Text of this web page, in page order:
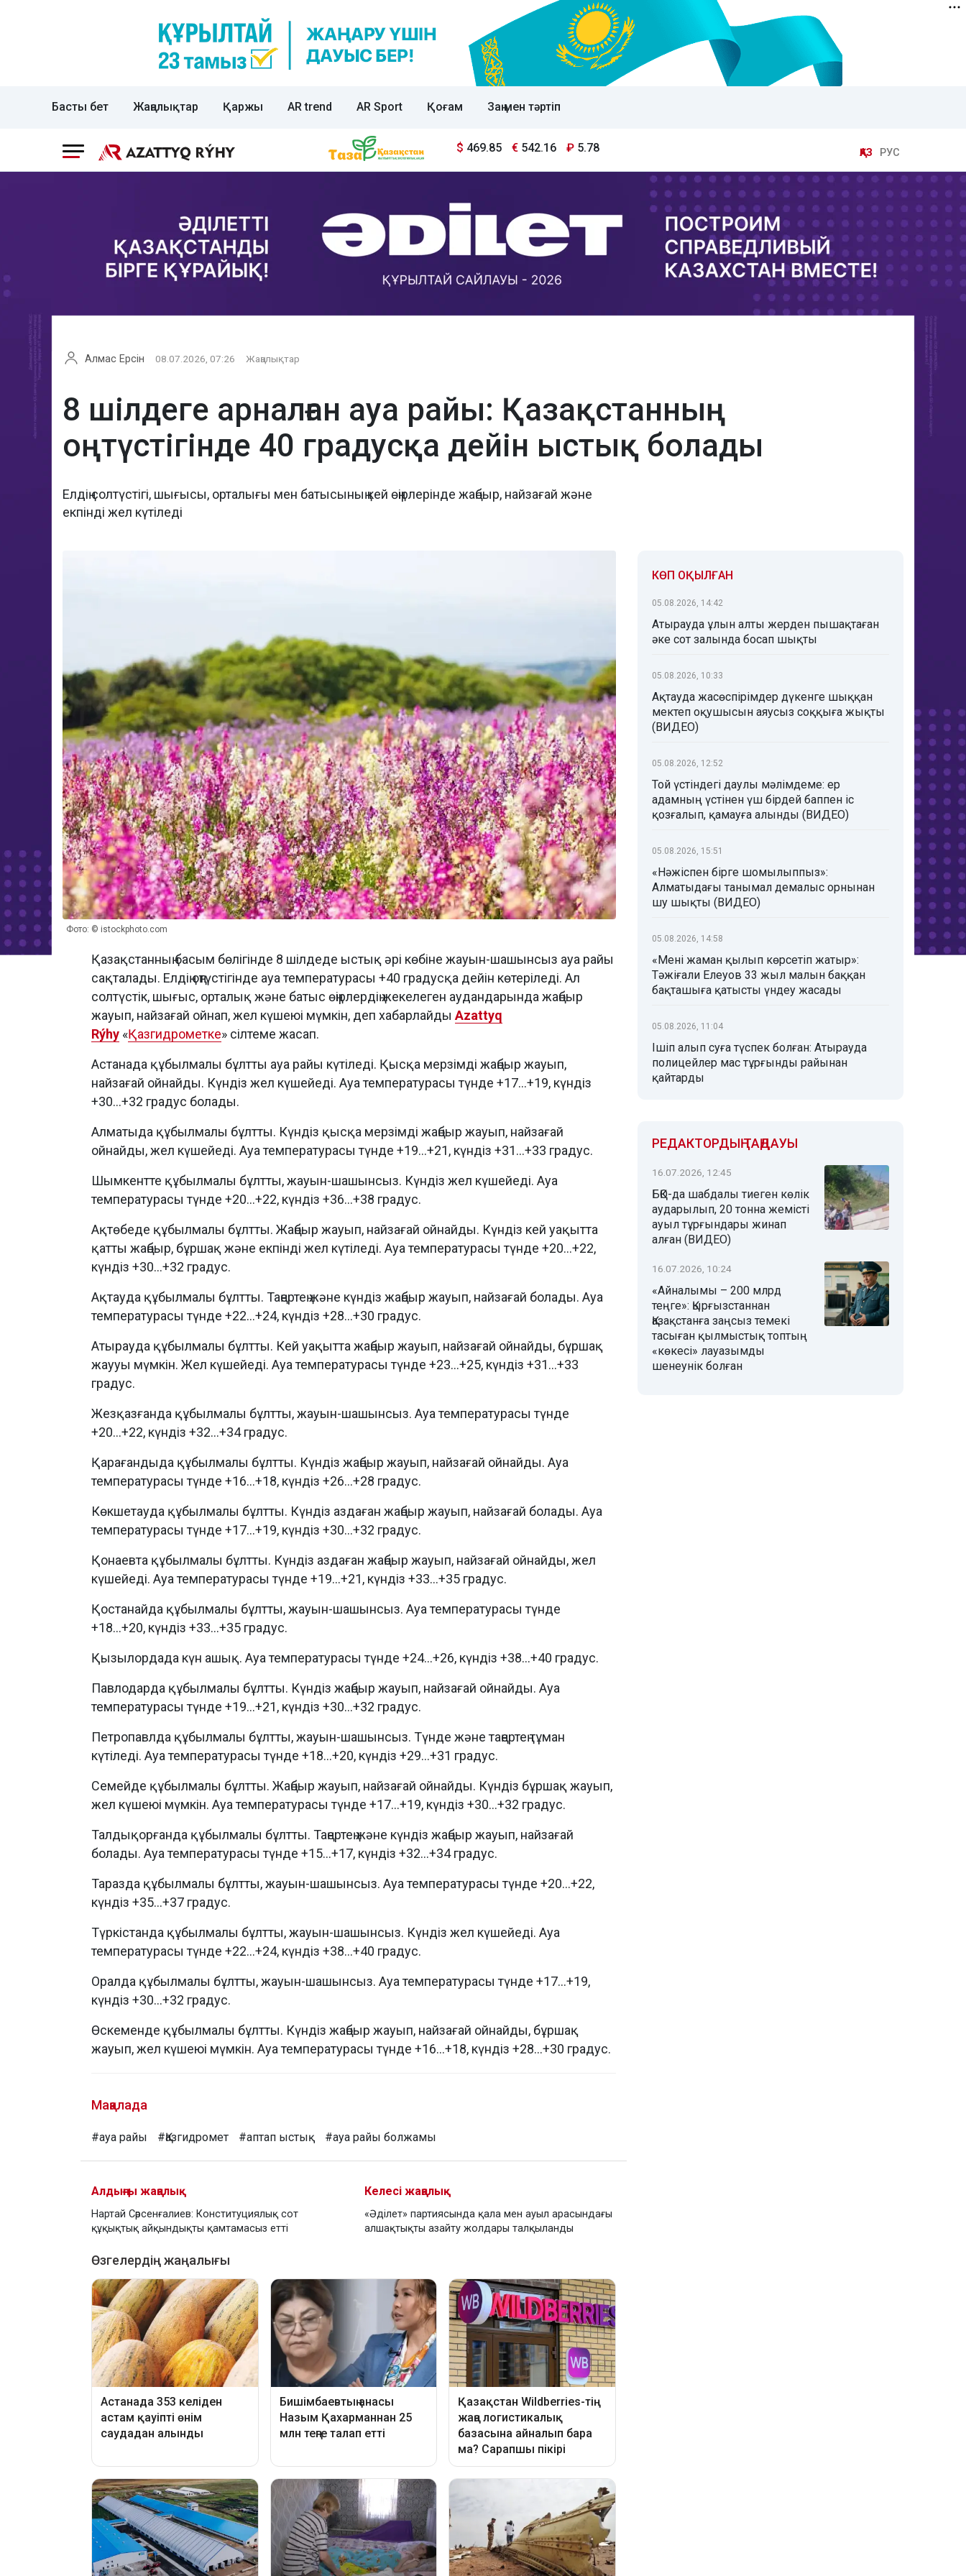
Басты бет Жаңалықтар Қаржы AR trend AR Sport Қоғам Заң мен тәртіп
$ 469.85 € 542.16 ₽ 5.78 ҚАЗ РУС
Алмас Ерсін 08.07.2026, 07:26 Жаңалықтар
8 шілдеге арналған ауа райы: Қазақстанның
оңтүстігінде 40 градусқа дейін ыстық болады
Елдің солтүстігі, шығысы, орталығы мен батысының кей өңірлерінде жаңбыр, найзағай және
екпінді жел күтіледі
Фото: © istockphoto.com
Қазақстанның басым бөлігінде 8 шілдеде ыстық әрі көбіне жауын-шашынсыз ауа райы
сақталады. Елдің оңтүстігінде ауа температурасы +40 градусқа дейін көтеріледі. Ал
солтүстік, шығыс, орталық және батыс өңірлердің жекелеген аудандарында жаңбыр
жауып, найзағай ойнап, жел күшеюі мүмкін, деп хабарлайдыAzattyq
Rýhy «Қазгидрометке» сілтеме жасап.
Астанада құбылмалы бұлтты ауа райы күтіледі. Қысқа мерзімді жаңбыр жауып,
найзағай ойнайды. Күндіз жел күшейеді. Ауа температурасы түнде +17...+19, күндіз
+30...+32 градус болады.
Алматыда құбылмалы бұлтты. Күндіз қысқа мерзімді жаңбыр жауып, найзағай
ойнайды, жел күшейеді. Ауа температурасы түнде +19...+21, күндіз +31...+33 градус.
Шымкентте құбылмалы бұлтты, жауын-шашынсыз. Күндіз жел күшейеді. Ауа
температурасы түнде +20...+22, күндіз +36...+38 градус.
Ақтөбеде құбылмалы бұлтты. Жаңбыр жауып, найзағай ойнайды. Күндіз кей уақытта
қатты жаңбыр, бұршақ және екпінді жел күтіледі. Ауа температурасы түнде +20...+22,
күндіз +30...+32 градус.
Ақтауда құбылмалы бұлтты. Таңертең және күндіз жаңбыр жауып, найзағай болады. Ауа
температурасы түнде +22...+24, күндіз +28...+30 градус.
Атырауда құбылмалы бұлтты. Кей уақытта жаңбыр жауып, найзағай ойнайды, бұршақ
жаууы мүмкін. Жел күшейеді. Ауа температурасы түнде +23...+25, күндіз +31...+33
градус.
Жезқазғанда құбылмалы бұлтты, жауын-шашынсыз. Ауа температурасы түнде
+20...+22, күндіз +32...+34 градус.
Қарағандыда құбылмалы бұлтты. Күндіз жаңбыр жауып, найзағай ойнайды. Ауа
температурасы түнде +16...+18, күндіз +26...+28 градус.
Көкшетауда құбылмалы бұлтты. Күндіз аздаған жаңбыр жауып, найзағай болады. Ауа
температурасы түнде +17...+19, күндіз +30...+32 градус.
Қонаевта құбылмалы бұлтты. Күндіз аздаған жаңбыр жауып, найзағай ойнайды, жел
күшейеді. Ауа температурасы түнде +19...+21, күндіз +33...+35 градус.
Қостанайда құбылмалы бұлтты, жауын-шашынсыз. Ауа температурасы түнде
+18...+20, күндіз +33...+35 градус.
Қызылордада күн ашық. Ауа температурасы түнде +24...+26, күндіз +38...+40 градус.
Павлодарда құбылмалы бұлтты. Күндіз жаңбыр жауып, найзағай ойнайды. Ауа
температурасы түнде +19...+21, күндіз +30...+32 градус.
Петропавлда құбылмалы бұлтты, жауын-шашынсыз. Түнде және таңертең тұман
күтіледі. Ауа температурасы түнде +18...+20, күндіз +29...+31 градус.
Семейде құбылмалы бұлтты. Жаңбыр жауып, найзағай ойнайды. Күндіз бұршақ жауып,
жел күшеюі мүмкін. Ауа температурасы түнде +17...+19, күндіз +30...+32 градус.
Талдықорғанда құбылмалы бұлтты. Таңертең және күндіз жаңбыр жауып, найзағай
болады. Ауа температурасы түнде +15...+17, күндіз +32...+34 градус.
Таразда құбылмалы бұлтты, жауын-шашынсыз. Ауа температурасы түнде +20...+22,
күндіз +35...+37 градус.
Түркістанда құбылмалы бұлтты, жауын-шашынсыз. Күндіз жел күшейеді. Ауа
температурасы түнде +22...+24, күндіз +38...+40 градус.
Оралда құбылмалы бұлтты, жауын-шашынсыз. Ауа температурасы түнде +17...+19,
күндіз +30...+32 градус.
Өскеменде құбылмалы бұлтты. Күндіз жаңбыр жауып, найзағай ойнайды, бұршақ
жауып, жел күшеюі мүмкін. Ауа температурасы түнде +16...+18, күндіз +28...+30 градус.
Мақалада
#ауа райы #Қазгидромет #аптап ыстық #ауа райы болжамы
Алдыңғы жаңалық
Нартай Сәрсенғалиев: Конституциялық сот
құқықтық айқындықты қамтамасыз етті
Келесі жаңалық
«Әділет» партиясында қала мен ауыл арасындағы
алшақтықты азайту жолдары талқыланды
КӨП ОҚЫЛҒАН
05.08.2026, 14:42
Атырауда ұлын алты жерден пышақтаған
әке сот залында босап шықты
05.08.2026, 10:33
Ақтауда жасөспірімдер дүкенге шыққан
мектеп оқушысын аяусыз соққыға жықты
(ВИДЕО)
05.08.2026, 12:52
Той үстіндегі даулы мәлімдеме: ер
адамның үстінен үш бірдей баппен іс
қозғалып, қамауға алынды (ВИДЕО)
05.08.2026, 15:51
«Нәжіспен бірге шомылыппыз»:
Алматыдағы танымал демалыс орнынан
шу шықты (ВИДЕО)
05.08.2026, 14:58
«Мені жаман қылып көрсетіп жатыр»:
Тәжіғали Елеуов 33 жыл малын баққан
бақташыға қатысты үндеу жасады
05.08.2026, 11:04
Ішіп алып суға түспек болған: Атырауда
полицейлер мас тұрғынды райынан
қайтарды
РЕДАКТОРДЫҢ ТАҢДАУЫ
16.07.2026, 12:45
БҚО-да шабдалы тиеген көлік
аударылып, 20 тонна жемісті
ауыл тұрғындары жинап
алған (ВИДЕО)
16.07.2026, 10:24
«Айналымы – 200 млрд
теңге»: Қырғызстаннан
Қазақстанға заңсыз темекі
тасыған қылмыстық топтың
«көкесі» лауазымды
шенеунік болған